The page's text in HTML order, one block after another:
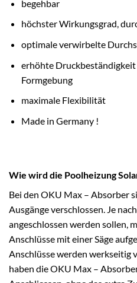
begehbar
höchster Wirkungsgrad,
optimale verwirbelte
erhöhte
Formgebung
maximale Flexibilität
Made in Germany !
Wie wird die Poolheizung
Bei den OKU Max – Absorber
Ausgänge verschlossen. Je
angeschlossen werden sollen,
Anschlüsse mit einer Säge
Anschlüsse werden werkseitig
haben die OKU Max –